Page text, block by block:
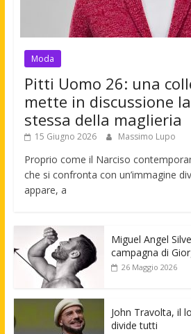
Moda
Pitti Uomo 26: una
mette in discussione
stessa della maglieria
15 Giugno 2026 Massimo Lupo
Proprio come il Narciso
che si confronta con un’immagine
appare, a
Miguel Angel
campagna di
26 Maggio 2026
John Travolta, il
divide tutti